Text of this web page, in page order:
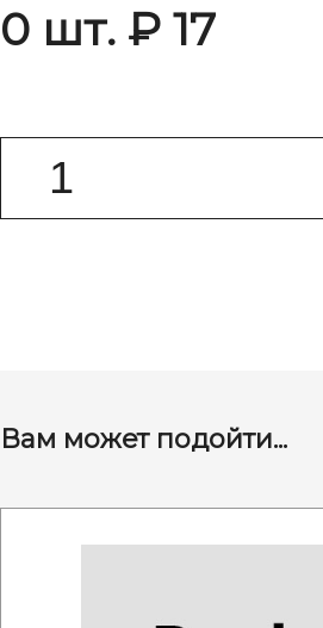
0 шт. ₽ 17
Вам может подойти...